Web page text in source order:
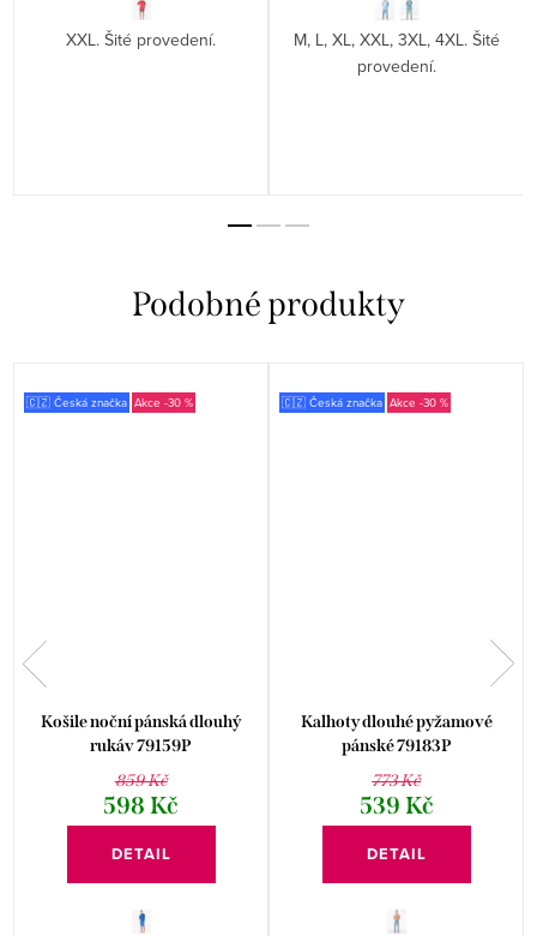
XXL. Šité provedení.
M, L, XL, XXL, 3XL, 4XL. Šité
provedení.
🇨🇿 Česká značka -30 %
Košile noční pánská dlouhý
rukáv 79159P
859 Kč
598 Kč
DETAIL
🇨🇿 Česká značka -30 %
Kalhoty dlouhé pyžamové
pánské 79183P
773 Kč
539 Kč
DETAIL